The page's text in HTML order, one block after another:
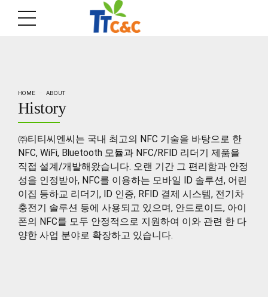
HOME ABOUT
History
㈜티티씨엔씨는 국내 최고의 NFC 기술을 바탕으로 한
NFC, WiFi, Bluetooth 모듈과 NFC/RFID 리더기 제품을
직접 설계/개발해왔습니다. 오랜 기간 그 편리함과 안정
성을 인정받아, NFC를 이용하는 모바일 ID 솔루션, 어린
이집 등하교 리더기, ID 인증, RFID 결제 시스템, 전기차
충전기 솔루션 등에 사용되고 있으며, 안드로이드, 아이
폰의 NFC를 모두 안정적으로 지원하여 이와 관련 한 다
양한 사업 분야로 확장하고 있습니다.